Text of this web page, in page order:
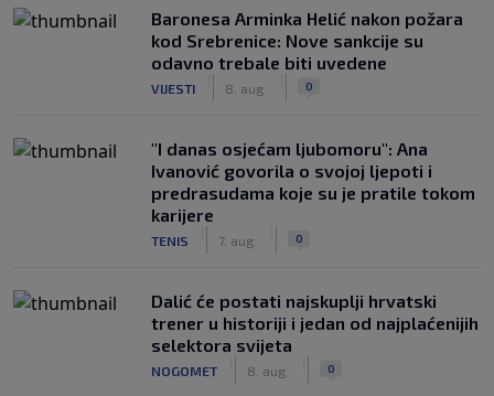
Baronesa Arminka Helić nakon požara
kod Srebrenice: Nove sankcije su
odavno trebale biti uvedene
VIJESTI 8. aug. 0
"I danas osjećam ljubomoru": Ana
Ivanović govorila o svojoj ljepoti i
predrasudama koje su je pratile tokom
karijere
TENIS 7. aug. 0
Dalić će postati najskuplji hrvatski
trener u historiji i jedan od najplaćenijih
selektora svijeta
NOGOMET 8. aug. 0